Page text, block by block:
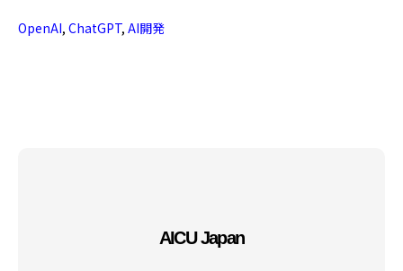
OpenAI, ChatGPT, AI開発
AICU Japan